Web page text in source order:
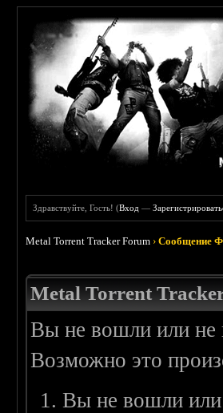
Здравствуйте, Гость! (Вход —
Metal Torrent Tracker Forum ›Сообщение
Metal Torrent
Вы не вошли или не
Возможно это
Вы не вошли или